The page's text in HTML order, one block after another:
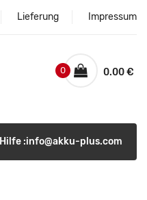
Lieferung Impressum
0.00 €
0
:info@akku-plus.com